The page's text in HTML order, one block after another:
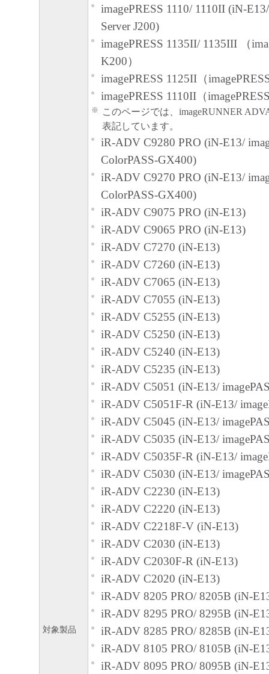
効に存続するものとします。
キヤノン株式会社
対象製品
imagePRESS 1110/ 1110II (iN-
Server J200)
imagePRESS 1135II/ 1135III （
K200）
imagePRESS 1125II（
imagePRESS 1110II（
※
このページでは、imageRUNNER
表記しています。
iR-ADV C9280 PRO (iN-E13/
ColorPASS-GX400)
iR-ADV C9270 PRO (iN-E13/
ColorPASS-GX400)
iR-ADV C9075 PRO (iN-E13)
iR-ADV C9065 PRO (iN-E13)
iR-ADV C7270 (iN-E13)
iR-ADV C7260 (iN-E13)
iR-ADV C7065 (iN-E13)
iR-ADV C7055 (iN-E13)
iR-ADV C5255 (iN-E13)
iR-ADV C5250 (iN-E13)
iR-ADV C5240 (iN-E13)
iR-ADV C5235 (iN-E13)
iR-ADV C5051 (iN-E13/
iR-ADV C5051F-R (iN-E13/
iR-ADV C5045 (iN-E13/
iR-ADV C5035 (iN-E13/
iR-ADV C5035F-R (iN-E13/
iR-ADV C5030 (iN-E13/
iR-ADV C2230 (iN-E13)
iR-ADV C2220 (iN-E13)
iR-ADV C2218F-V (iN-E13)
iR-ADV C2030 (iN-E13)
iR-ADV C2030F-R (iN-E13)
iR-ADV C2020 (iN-E13)
iR-ADV 8205 PRO/ 8205B (iN-
iR-ADV 8295 PRO/ 8295B (iN-
iR-ADV 8285 PRO/ 8285B (iN-
iR-ADV 8105 PRO/ 8105B (iN-
iR-ADV 8095 PRO/ 8095B (iN-